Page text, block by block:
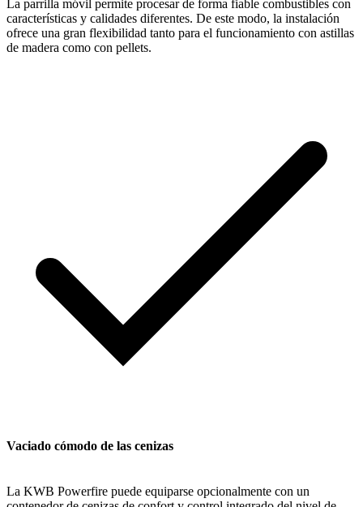
La parrilla móvil permite procesar de forma fiable combustibles con
características y calidades diferentes. De este modo, la instalación
ofrece una gran flexibilidad tanto para el funcionamiento con astillas
de madera como con pellets.
Vaciado cómodo de las cenizas
La KWB Powerfire puede equiparse opcionalmente con un